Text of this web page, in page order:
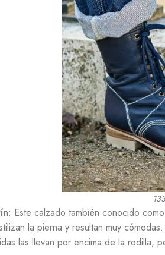
: Este calzado también conocido
la pierna y resultan muy
las llevan por encima de la rodilla,